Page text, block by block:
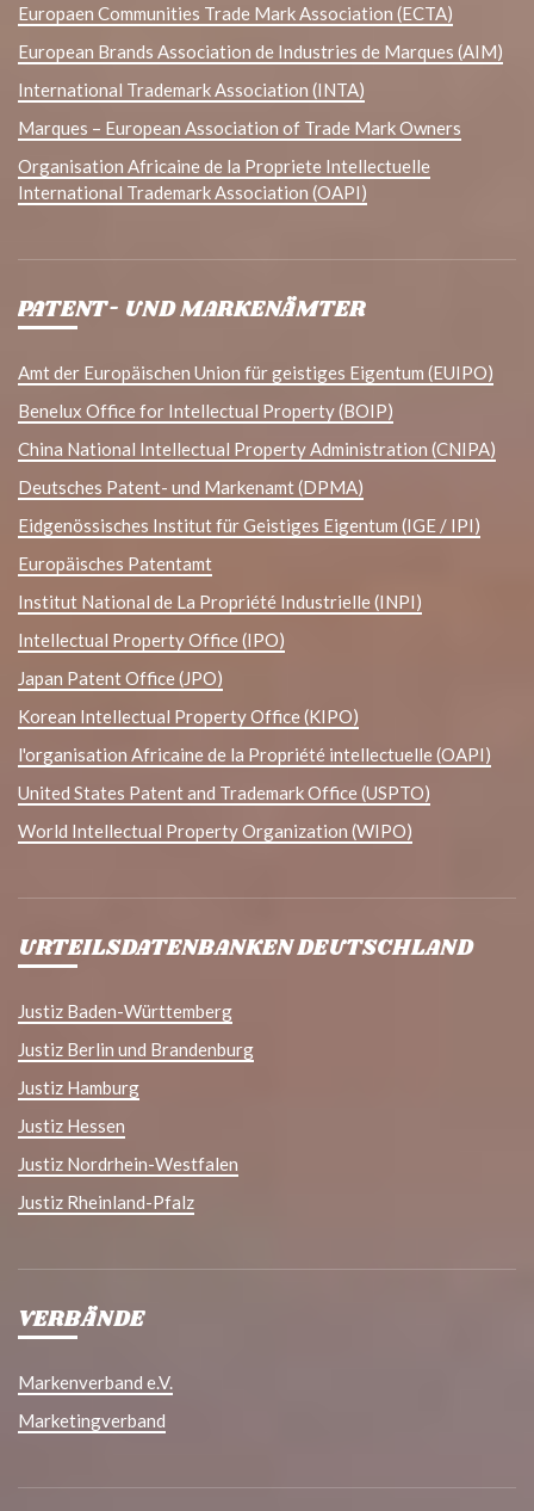
Europaen Communities Trade Mark Association (ECTA)
European Brands Association de Industries de Marques (AIM)
International Trademark Association (INTA)
Marques – European Association of Trade Mark Owners
Organisation Africaine de la Propriete Intellectuelle
International Trademark Association (OAPI)
PATENT- UND MARKENÄMTER
Amt der Europäischen Union für geistiges Eigentum (EUIPO)
Benelux Office for Intellectual Property (BOIP)
China National Intellectual Property Administration (CNIPA)
Deutsches Patent- und Markenamt (DPMA)
Eidgenössisches Institut für Geistiges Eigentum (IGE / IPI)
Europäisches Patentamt
Institut National de La Propriété Industrielle (INPI)
Intellectual Property Office (IPO)
Japan Patent Office (JPO)
Korean Intellectual Property Office (KIPO)
l'organisation Africaine de la Propriété intellectuelle (OAPI)
United States Patent and Trademark Office (USPTO)
World Intellectual Property Organization (WIPO)
URTEILSDATENBANKEN DEUTSCHLAND
Justiz Baden-Württemberg
Justiz Berlin und Brandenburg
Justiz Hamburg
Justiz Hessen
Justiz Nordrhein-Westfalen
Justiz Rheinland-Pfalz
VERBÄNDE
Markenverband e.V.
Marketingverband